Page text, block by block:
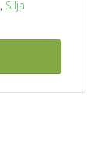
, Silja